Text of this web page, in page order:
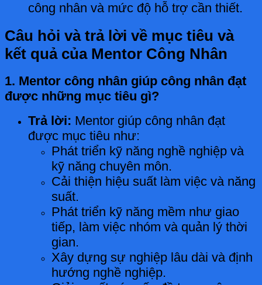
công nhân và mức độ hỗ trợ cần thiết.
Câu hỏi và trả lời về mục tiêu và
kết quả của Mentor Công Nhân
1. Mentor công nhân giúp công nhân đạt
được những mục tiêu gì?
Trả lời: Mentor giúp công nhân đạt
được mục tiêu như:
Phát triển kỹ năng nghề nghiệp và
kỹ năng chuyên môn.
Cải thiện hiệu suất làm việc và năng
suất.
Phát triển kỹ năng mềm như giao
tiếp, làm việc nhóm và quản lý thời
gian.
Xây dựng sự nghiệp lâu dài và định
hướng nghề nghiệp.